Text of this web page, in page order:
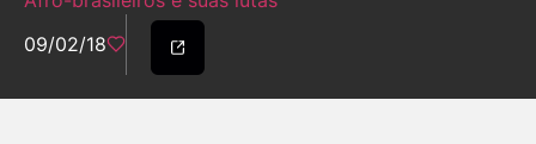
09/02/18